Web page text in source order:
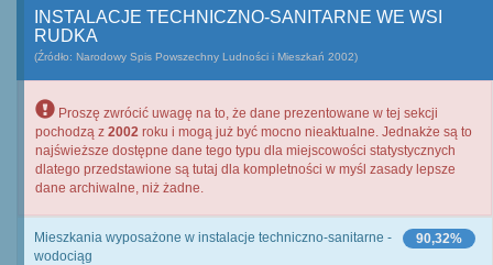
INSTALACJE TECHNICZNO-SANITARNE WE WSI
RUDKA
(Źródło: Narodowy Spis Powszechny Ludności i Mieszkań 2002)
Proszę zwrócić uwagę na to, że dane prezentowane w tej sekcji
pochodzą z 2002 roku i mogą już być mocno nieaktualne. Jednakże są to
najświeższe dostępne dane tego typu dla miejscowości statystycznych
dlatego przedstawione są tutaj dla kompletności w myśl zasady lepsze
dane archiwalne, niż żadne.
90,32%
Mieszkania wyposażone w instalacje techniczno-sanitarne -
wodociąg